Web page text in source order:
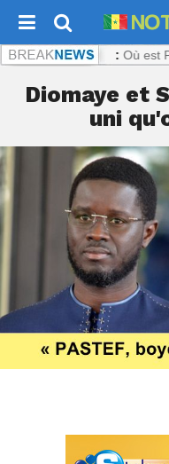
: Où est Paul
Diomaye et
uni